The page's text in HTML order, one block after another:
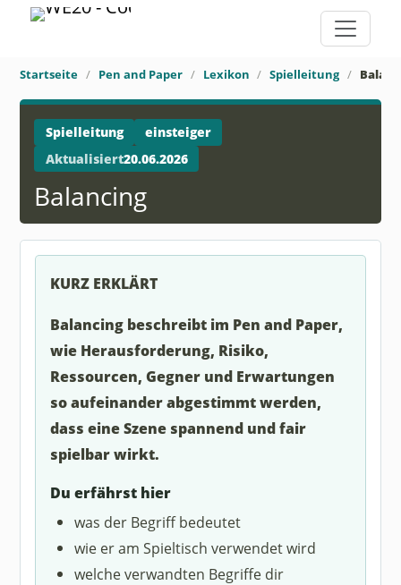
Startseite Pen and Paper Lexikon Spielleitung
Spielleitung
einsteiger
Aktualisiert20.06.2026
Balancing
KURZ ERKLÄRT
Balancing beschreibt im Pen and Paper,
wie Herausforderung, Risiko,
Ressourcen, Gegner und Erwartungen
so aufeinander abgestimmt werden,
dass eine Szene spannend und fair
spielbar wirkt.
Du erfährst hier
was der Begriff bedeutet
wie er am Spieltisch verwendet wird
welche verwandten Begriffe dir